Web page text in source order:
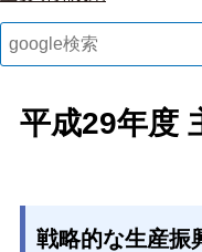
平成29年度
戦略的な生産振